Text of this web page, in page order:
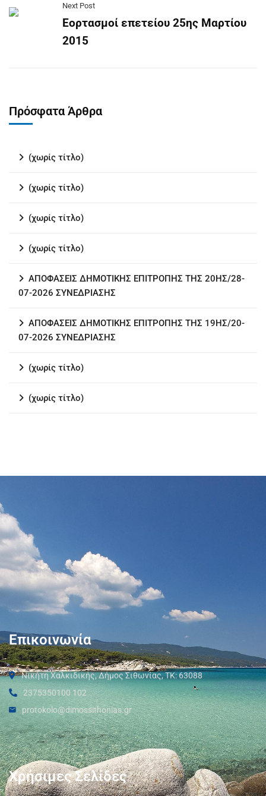
Next Post
Εορτασμοί επετείου 25ης Μαρτίου
2015
Πρόσφατα Άρθρα
(χωρίς τίτλο)
(χωρίς τίτλο)
(χωρίς τίτλο)
(χωρίς τίτλο)
ΑΠΟΦΑΣΕΙΣ ΔΗΜΟΤΙΚΗΣ ΕΠΙΤΡΟΠΗΣ ΤΗΣ 20ΗΣ/28-
07-2026 ΣΥΝΕΔΡΙΑΣΗΣ
ΑΠΟΦΑΣΕΙΣ ΔΗΜΟΤΙΚΗΣ ΕΠΙΤΡΟΠΗΣ ΤΗΣ 19ΗΣ/20-
07-2026 ΣΥΝΕΔΡΙΑΣΗΣ
(χωρίς τίτλο)
(χωρίς τίτλο)
Επικοινωνία
Νικήτη Χαλκιδικής, Δήμος Σιθωνίας, ΤΚ: 63088
2375350100 102
protokolo@dimossithonias.gr
Χρήσιμες Σελίδες